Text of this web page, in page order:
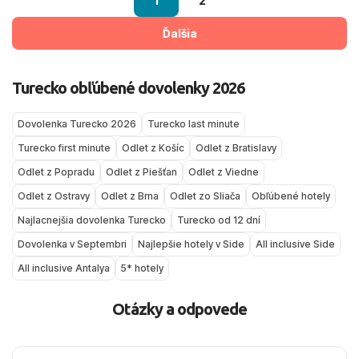
Ďalšia
Turecko obľúbené dovolenky 2026
Dovolenka Turecko 2026
Turecko last minute
Turecko first minute
Odlet z Košíc
Odlet z Bratislavy
Odlet z Popradu
Odlet z Piešťan
Odlet z Viedne
Odlet z Ostravy
Odlet z Brna Odlet zo Sliača
Obľúbené hotely
Najlacnejšia dovolenka Turecko
Turecko od 12 dní
Dovolenka v Septembri
Najlepšie hotely v Side
All inclusive Side
All inclusive Antalya
5* hotely
Otázky a odpovede